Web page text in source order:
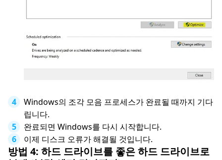
Windows의 조각 모음 프로세스가 완료될 때까지 기다
립니다.
완료되면 Windows를 다시 시작합니다.
이제 디스크 오류가 해결될 것입니다.
방법 4: 하드 드라이브를 좋은 하드 드라이브로